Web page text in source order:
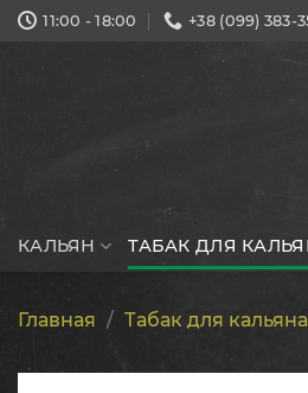
Skip 11:00 - 18:00 +38 (099) 383-
КАЛЬЯН ТАБАК ДЛЯ
Главная / Табак для кальяна